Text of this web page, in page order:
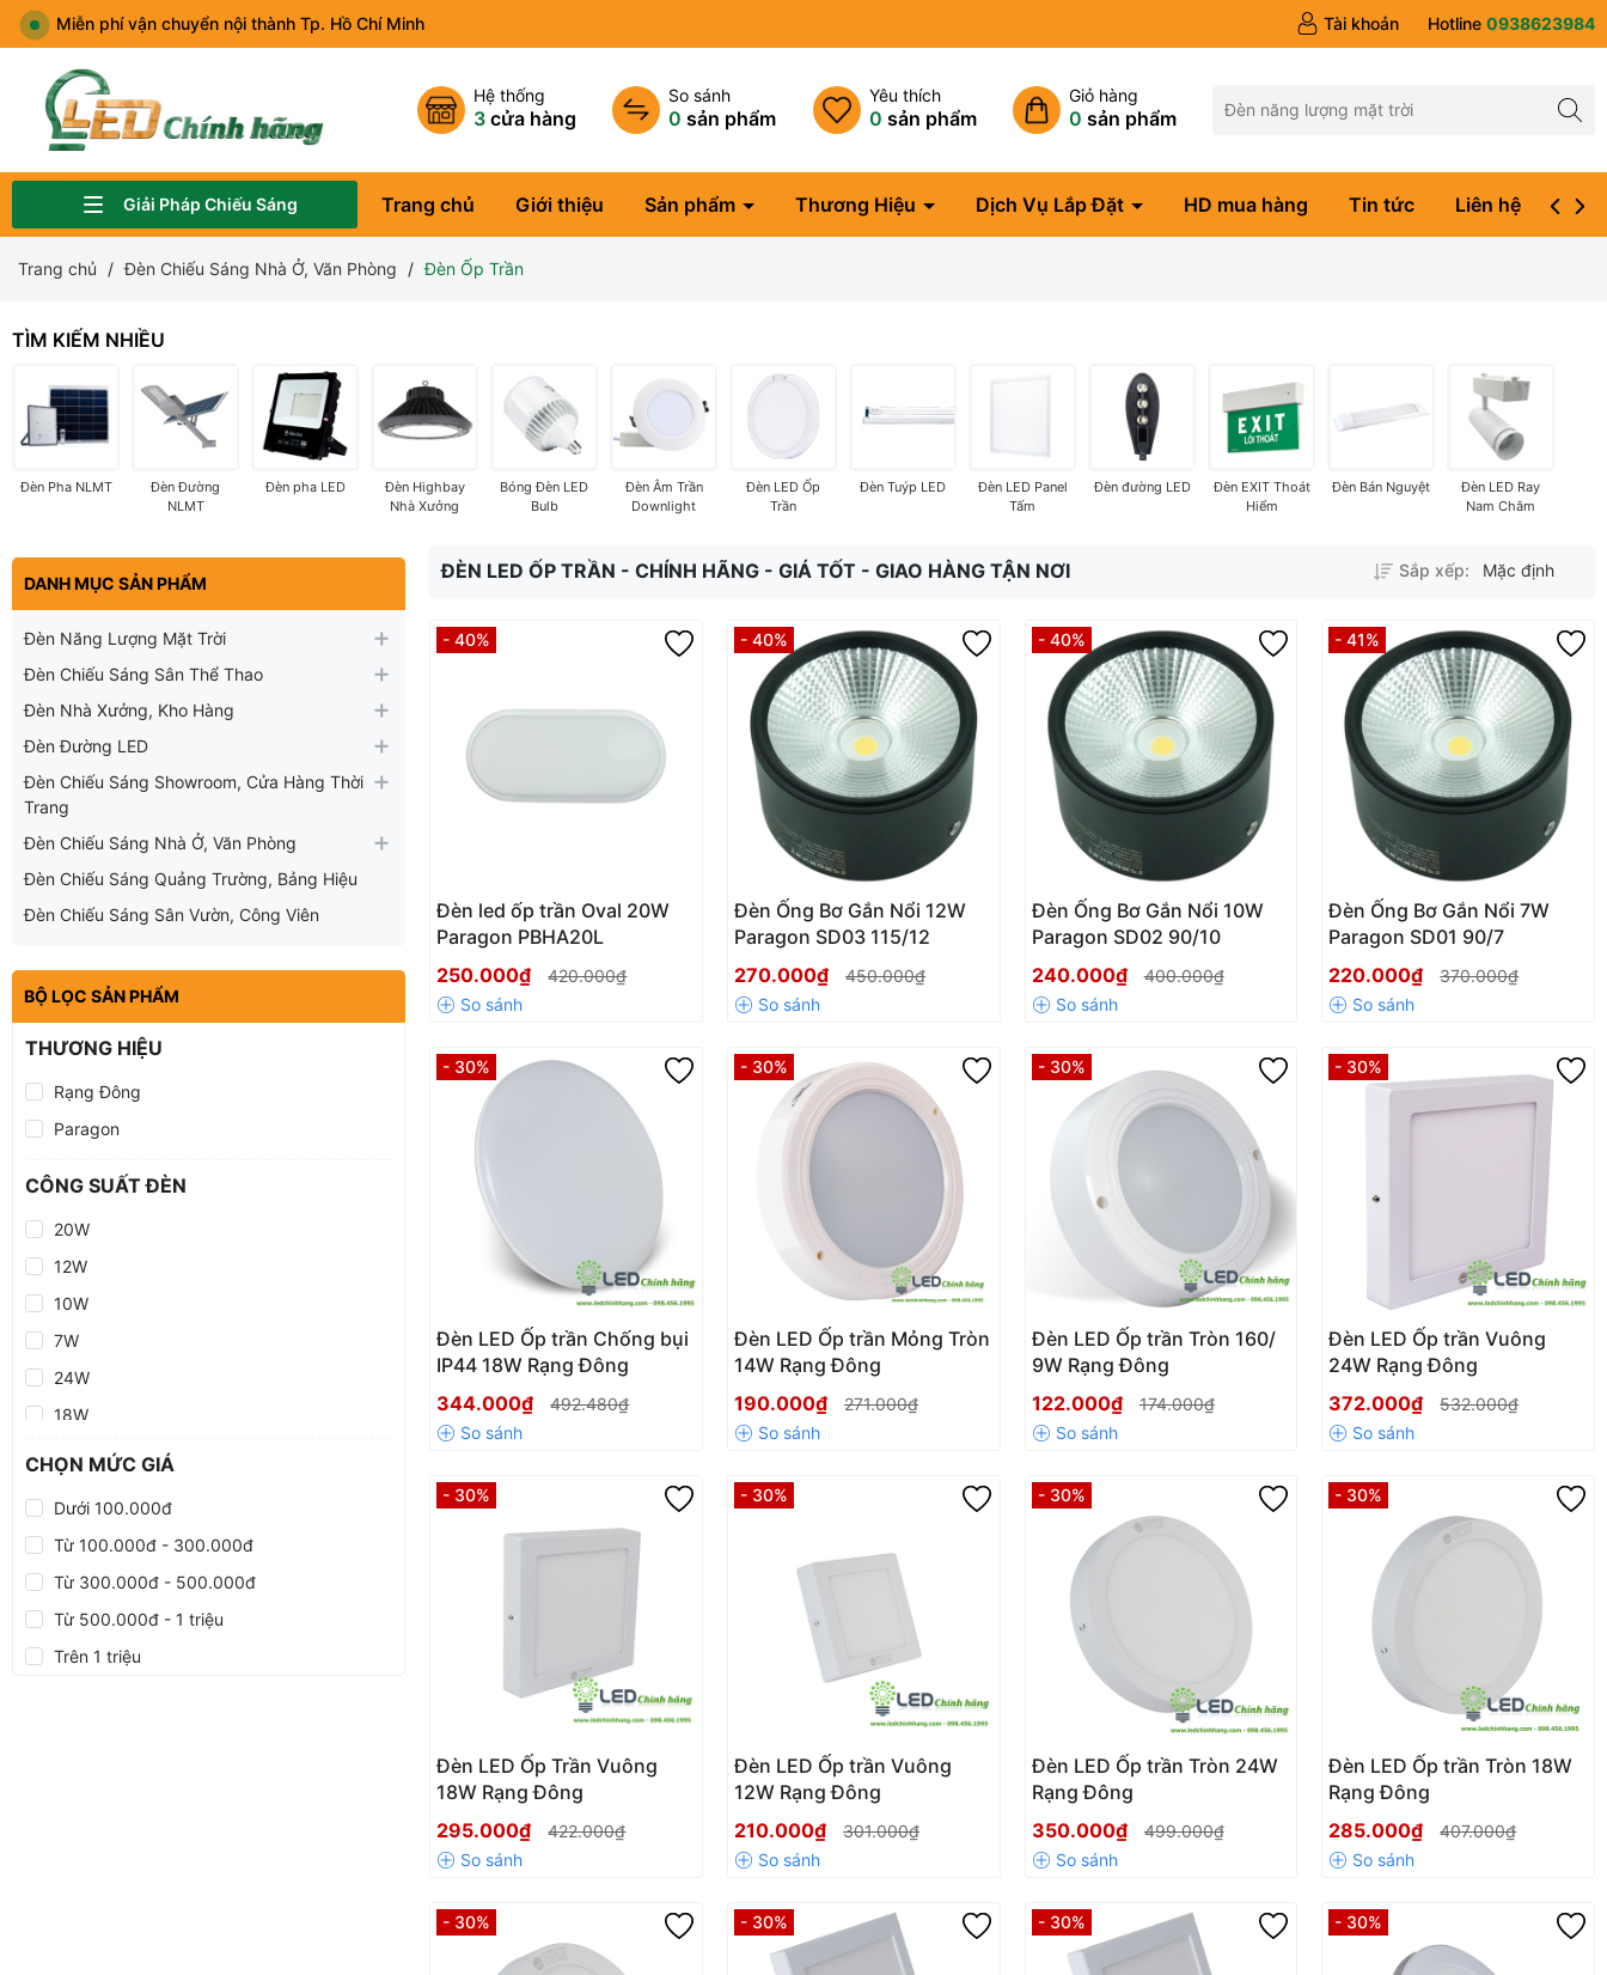
Miễn phí vận chuyển nội thành Tp. Hồ Chí Minh Tài khoản Hotline 0938623984
Hệ thống
3 cửa hàng
So sánh
0 sản phẩm
Yêu thích
0 sản phẩm
Giỏ hàng
0 sản phẩm
Giải Pháp Chiếu Sáng Trang chủ Giới thiệu Sản phẩm Thương Hiệu Dịch Vụ Lắp Đặt HD mua hàng Tin tức Liên hệ
Trang chủ Đèn Chiếu Sáng Nhà Ở, Văn Phòng Đèn Ốp Trần
TÌM KIẾM NHIỀU
Đèn Pha NLMT
Đèn Đường
NLMT
Đèn pha LED
Đèn Highbay
Nhà Xưởng
Bóng Đèn LED
Bulb
Đèn Âm Trần
Downlight
Đèn LED Ốp
Trần
Đèn Tuýp LED
Đèn LED Panel
Tấm
Đèn đường LED
Đèn EXIT Thoát
Hiểm
Đèn Bán Nguyệt
Đèn LED Ray
Nam Châm
DANH MỤC SẢN PHẨM
Đèn Năng Lượng Mặt Trời
Đèn Chiếu Sáng Sân Thể Thao
Đèn Nhà Xưởng, Kho Hàng
Đèn Đường LED
Đèn Chiếu Sáng Showroom, Cửa Hàng Thời
Trang
Đèn Chiếu Sáng Nhà Ở, Văn Phòng
Đèn Chiếu Sáng Quảng Trường, Bảng Hiệu
Đèn Chiếu Sáng Sân Vườn, Công Viên
BỘ LỌC SẢN PHẨM
THƯƠNG HIỆU
Rạng Đông
Paragon
CÔNG SUẤT ĐÈN
20W
12W
10W
7W
24W
18W
Đèn LED trong nhà
CHỌN MỨC GIÁ
Dưới 100.000đ
Từ 100.000đ - 300.000đ
Từ 300.000đ - 500.000đ
Từ 500.000đ - 1 triệu
Trên 1 triệu
ĐÈN LED ỐP TRẦN - CHÍNH HÃNG - GIÁ TỐT - GIAO HÀNG TẬN NƠI Sắp xếp: Mặc định
- 40%
Đèn led ốp trần Oval 20W
Paragon PBHA20L
250.000₫
420.000₫
- 40%
Đèn Ống Bơ Gắn Nổi 12W
Paragon SD03 115/12
270.000₫
450.000₫
- 40%
Đèn Ống Bơ Gắn Nổi 10W
Paragon SD02 90/10
240.000₫
400.000₫
- 41%
Đèn Ống Bơ Gắn Nổi 7W
Paragon SD01 90/7
220.000₫
370.000₫
- 30%
Đèn LED Ốp trần Chống bụi
IP44 18W Rạng Đông
344.000₫
492.480₫
- 30%
Đèn LED Ốp trần Mỏng Tròn
14W Rạng Đông
190.000₫
271.000₫
- 30%
Đèn LED Ốp trần Tròn 160/
9W Rạng Đông
122.000₫
174.000₫
- 30%
Đèn LED Ốp trần Vuông
24W Rạng Đông
372.000₫
532.000₫
- 30%
Đèn LED Ốp Trần Vuông
18W Rạng Đông
295.000₫
422.000₫
- 30%
Đèn LED Ốp trần Vuông
12W Rạng Đông
210.000₫
301.000₫
- 30%
Đèn LED Ốp trần Tròn 24W
Rạng Đông
350.000₫
499.000₫
- 30%
Đèn LED Ốp trần Tròn 18W
Rạng Đông
285.000₫
407.000₫
- 30% - 30% - 30% - 30%